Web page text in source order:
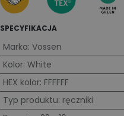
SPECYFIKACJA
Marka: Vossen
Kolor: White
HEX kolor: FFFFFF
Typ produktu: ręczniki